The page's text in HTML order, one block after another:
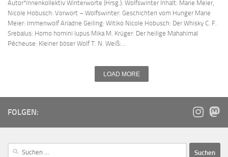
Autor*innenkollektiv Winterworte (Hrsg.): Wolfswinter Inhalt: Marie Meier,
Nicole Hobusch: Vorwort – Wolfswinter: Geschichten vom Hunger Marie
Meier: Immenwolf Ariadne Geiling: Witiko Nicole Hobusch: Der Whisky C. F.
Srebalus: Homo homini lupus Mika M. Krüger: Der heilige Mahahimal
Pêcheuse: Kleiner böser Wolf T. N. Weiß:...
LOAD MORE
FOLGEN: